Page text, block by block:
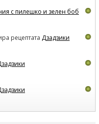
с пилешко и зелен боб
рецептата Дзадзики